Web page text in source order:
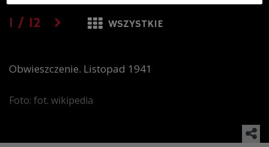
1 / 12 WSZYSTKIE
Obwieszczenie. Listopad 1941
Foto: fot. wikipedia